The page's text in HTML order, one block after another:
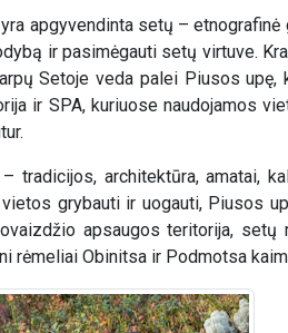
yra apgyvendinta setų –
ir pasimėgauti setų virtuve.
Setoje veda palei Piusos
ir SPA, kuriuose naudojamos
tradicijos, architektūra, amatai,
grybauti ir uogauti, Piusos
apsaugos teritorija,
rėmeliai Obinitsa ir Podmotsa